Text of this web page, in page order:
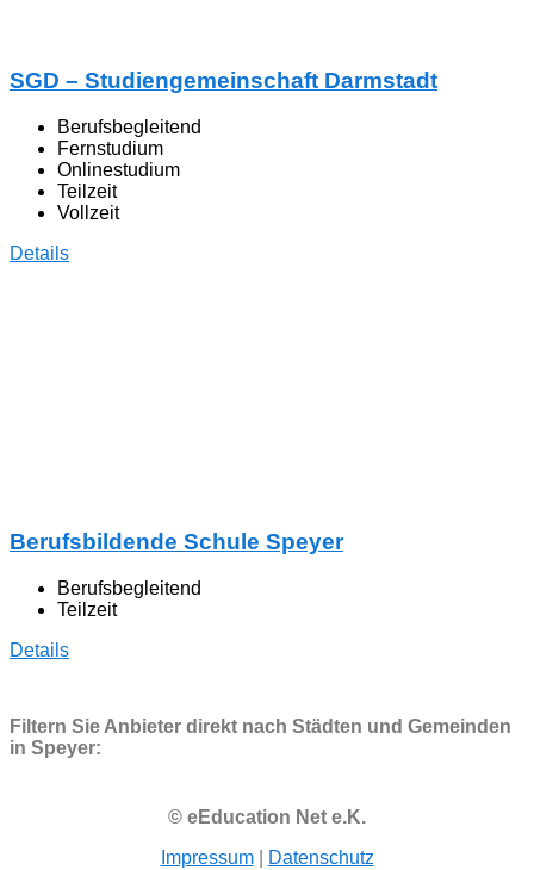
SGD – Studiengemeinschaft Darmstadt
Berufsbegleitend
Fernstudium
Onlinestudium
Teilzeit
Vollzeit
Details
Berufsbildende Schule Speyer
Berufsbegleitend
Teilzeit
Details
Filtern Sie Anbieter direkt nach Städten und Gemeinden
in Speyer:
© eEducation Net e.K.
Impressum|
Datenschutz